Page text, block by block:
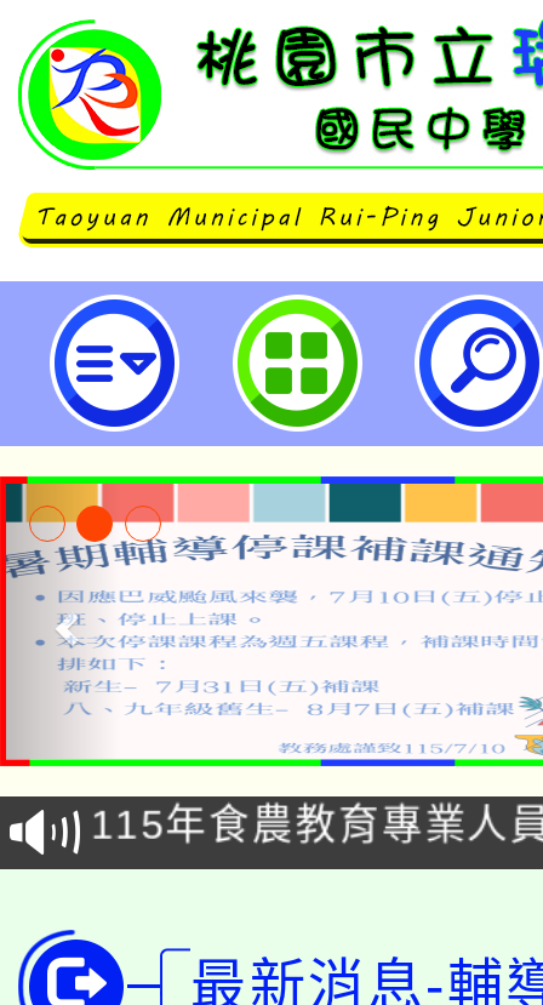
neilrpjhstyc網站設計者：徐嘉
淨零綠生活教案入校路
會
115年食農教育專業人
程
學期銜接期間理賠案件
學籍身 分審查程序及
公告本校115學年度第
最新消息-輔